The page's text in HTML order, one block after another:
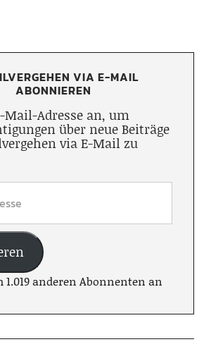
VIA E-MAIL
ABONNIEREN
Mail-Adresse an, um
über neue Beiträge
via E-Mail zu
1.019 anderen Abonnenten an